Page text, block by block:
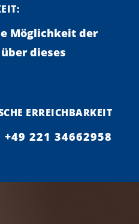
Möglichkeit der
dieses
ERREICHBARKEIT
+49 221 34662958